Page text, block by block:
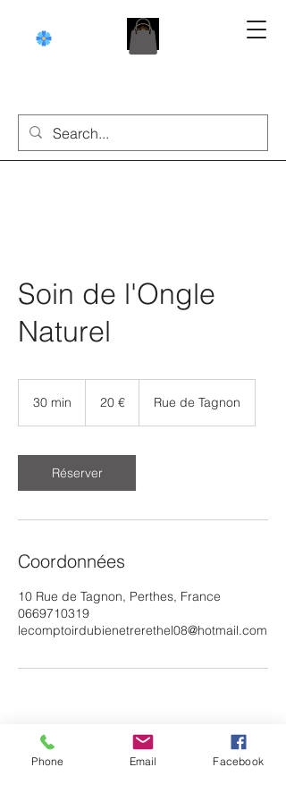
Soin de l'Ongle
Naturel
30 min
i
n
20 € Rue de Tagnon
Réserver
Coordonnées
10 Rue de Tagnon, Perthes, France
0669710319
lecomptoirdubienetrerethel08@hotmail.com
Phone Email Facebook